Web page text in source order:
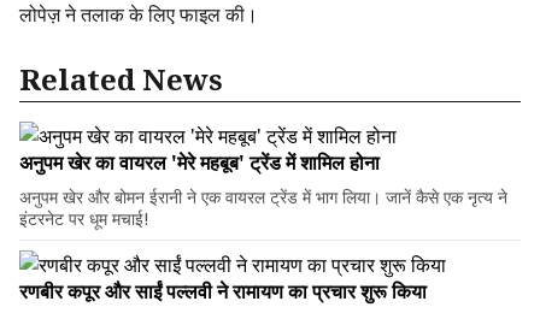
लोपेज़ ने तलाक के लिए फाइल की।
Related News
अनुपम खेर का वायरल 'मेरे महबूब' ट्रेंड में शामिल होना
अनुपम खेर और बोमन ईरानी ने एक वायरल ट्रेंड में भाग लिया। जानें कैसे एक नृत्य ने
इंटरनेट पर धूम मचाई!
रणबीर कपूर और साईं पल्लवी ने रामायण का प्रचार शुरू किया